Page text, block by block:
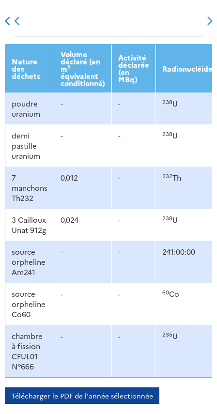
2013 2014 2015 2016
Nature
des
déchets
Volume
déclaré (en
m³
équivalent
conditionné)
Activité
déclarée
(en
MBq)
Radionucléides
poudre
uranium
- - 238U
demi
pastille
uranium
- - 238U
7
manchons
Th232
0,012 - 232Th
3 Cailloux
Unat 912g
0,024 - 238U
source
orpheline
Am241
- - 241:00:00
source
orpheline
Co60
- - 60Co
chambre
à fission
CFUL01
N°666
- - 235U
Télécharger le PDF de l'année sélectionnée